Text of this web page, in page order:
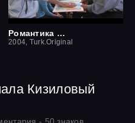
Романтика смерти
2004, Turk.Original
Кизиловый